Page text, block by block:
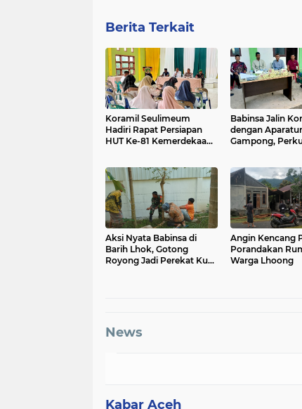
Berita Terkait
Koramil Seulimeum
Hadiri Rapat Persiapan
HUT Ke-81 Kemerdekaan
Babinsa Jalin
dengan Aparatur
Gampong,
Aksi Nyata Babinsa di
Barih Lhok, Gotong
Royong Jadi Perekat Kuat
Angin Kencang
Porandakan
Warga Lhoong
News
Kabar Aceh